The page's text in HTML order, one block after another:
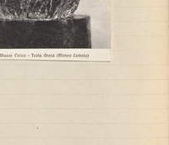
I-II
m. m.